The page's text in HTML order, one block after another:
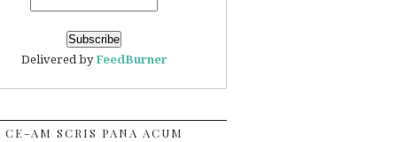
Delivered byFeedBurner
CE-AM SCRIS PANA ACUM